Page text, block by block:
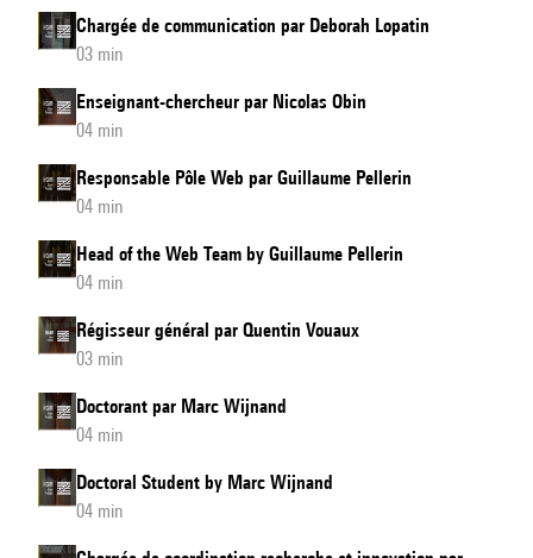
Chargée de communication par Deborah Lopatin
03 min
Enseignant-chercheur par Nicolas Obin
04 min
Responsable Pôle Web par Guillaume Pellerin
04 min
Head of the Web Team by Guillaume Pellerin
04 min
Régisseur général par Quentin Vouaux
03 min
Doctorant par Marc Wijnand
04 min
Doctoral Student by Marc Wijnand
04 min